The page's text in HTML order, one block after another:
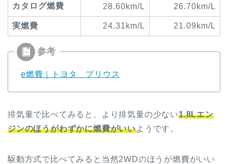
カタログ燃費 28.60km/L 26.70km/L
実燃費 24.31km/L 21.09km/L
e燃費｜トヨタ プリウス
排気量で比べてみると、より排気量の少ない1.8Lエン
ジンのほうがわずかに燃費がいいようです。
駆動方式で比べてみると当然2WDのほうが燃費がいい